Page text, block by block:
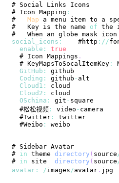
# Social Links
Icons
# Icon Mapping :
# Map a menu item to a
# Key is the name of the
# When an globe mask
social_icons :
    #http
: / /
enable :
true
  #
Icon Mappings .
  #
KeyMapsToSocalItemKey :
GitHub :
Coding : github -
Cloud1 :
Cloud2 :
OSchina : git -
  #松松视频
: video -
  #
Twitter :
  #
Weibo :
# Sidebar Avatar
# in theme directory ( source
# in site directory ( source
avatar : /images /avatar . jpg